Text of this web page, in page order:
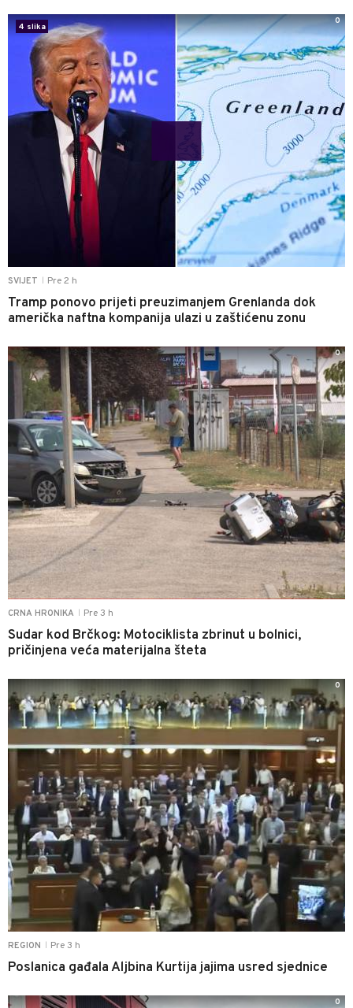
SVIJET Pre 2 h
Tramp ponovo prijeti preuzimanjem Grenlanda dok
američka naftna kompanija ulazi u zaštićenu zonu
4 slika
0
CRNA HRONIKA Pre 3 h
Sudar kod Brčkog: Motociklista zbrinut u bolnici,
pričinjena veća materijalna šteta
0
REGION Pre 3 h
Poslanica gađala Aljbina Kurtija jajima usred sjednice
0
0